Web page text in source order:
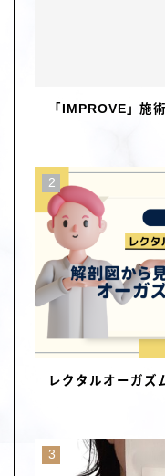
「IMPROVE」施
レクタルオーガズ